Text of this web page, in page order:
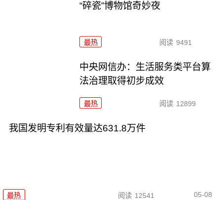
“碎瓷”博物馆奇妙夜
最热 阅读 9491
中央网信办：生活服务类平台算
法治理取得初步成效
最热 阅读 12899
我国发明专利有效量达631.8万件
最热 阅读 12541 05-08